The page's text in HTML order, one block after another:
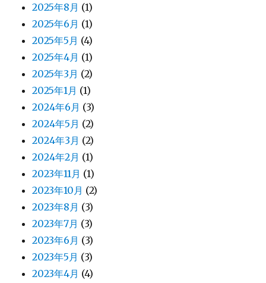
2025年8月 (1)
2025年6月 (1)
2025年5月 (4)
2025年4月 (1)
2025年3月 (2)
2025年1月 (1)
2024年6月 (3)
2024年5月 (2)
2024年3月 (2)
2024年2月 (1)
2023年11月 (1)
2023年10月 (2)
2023年8月 (3)
2023年7月 (3)
2023年6月 (3)
2023年5月 (3)
2023年4月 (4)